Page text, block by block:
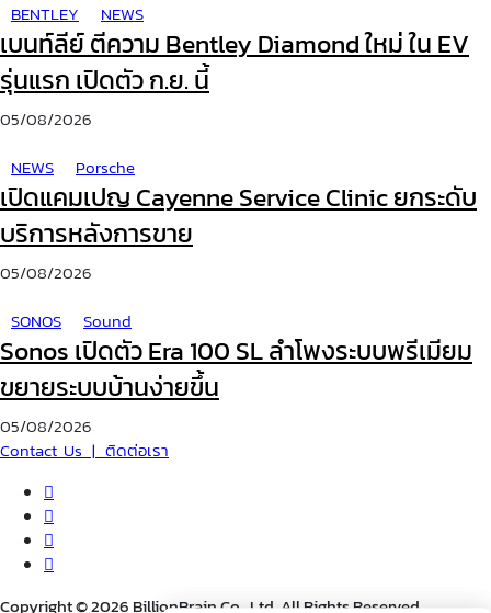
BENTLEY NEWS
เบนท์ลีย์ ตีความ Bentley Diamond ใหม่ ใน EV
รุ่นแรก เปิดตัว ก.ย. นี้
05/08/2026
NEWS
Porsche
เปิดแคมเปญ Cayenne Service Clinic ยกระดับ
บริการหลังการขาย
05/08/2026
SONOS
Sound
Sonos เปิดตัว Era 100 SL ลำโพงระบบพรีเมียม
ขยายระบบบ้านง่ายขึ้น
05/08/2026
Contact Us | ติดต่อเรา
Copyright © 2026 BillionBrain Co., Ltd. All Rights Reserved.